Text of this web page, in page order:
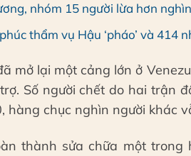
nhóm 15 người lừa hơn
thẩm vụ Hậu ‘pháo’ và 414
mở lại một cảng lớn ở
Số người chết do hai trận
hàng chục nghìn người khác
thành sửa chữa một trong